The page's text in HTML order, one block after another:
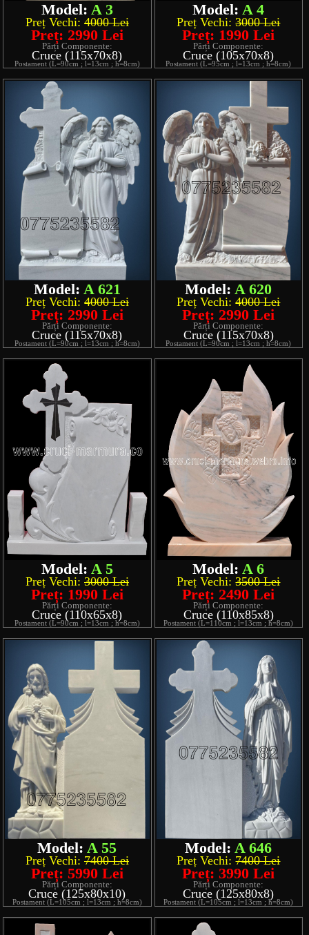
Model: A 3
Preț Vechi: 4000 Lei
Preț: 2990 Lei
Părți Componente:
Cruce (115x70x8)
Postament (L=90cm ; l=13cm ; h=8cm)
Model: A 4
Preț Vechi:3000 Lei
Preț: 1990 Lei
Părți Componente:
Cruce (105x70x8)
Postament (L=95cm ; l=13cm ; h=8cm)
Model: A 621
Preț Vechi: 4000 Lei
Preț: 2990 Lei
Părți Componente:
Cruce (115x70x8)
Postament (L=90cm ; l=13cm ; h=8cm)
Model: A 620
Preț Vechi:4000 Lei
Preț: 2990 Lei
Părți Componente:
Cruce (115x70x8)
Postament (L=90cm ; l=13cm ; h=8cm)
Model: A 5
Preț Vechi: 3000 Lei
Preț: 1990 Lei
Părți Componente:
Cruce (110x65x8)
Postament (L=90cm ; l=13cm ; h=8cm)
Model: A 6
Preț Vechi:3500 Lei
Preț: 2490 Lei
Părți Componente:
Cruce (110x85x8)
Postament (L=110cm ; l=13cm ; h=8cm)
Model: A 55
Preț Vechi: 7400 Lei
Preț: 5990 Lei
Părți Componente:
Cruce (125x80x10)
Postament (L=105cm ; l=13cm ; h=8cm)
Model: A 646
Preț Vechi:7400 Lei
Preț: 3990 Lei
Părți Componente:
Cruce (125x80x8)
Postament (L=105cm ; l=13cm ; h=8cm)